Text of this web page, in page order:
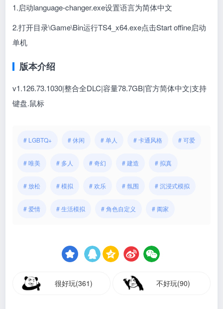
1.启动language-changer.exe设置语言为简体中文
2.打开目录\Game\Bin运行TS4_x64.exe点击Start offine启动
单机
版本介绍
v1.126.73.1030|整合全DLC|容量78.7GB|官方简体中文|支持
键盘.鼠标
# LGBTQ+ # 休闲 # 单人 # 卡通风格 # 可爱
# 唯美 # 多人 # 奇幻 # 建造 # 拟真
# 放松 # 模拟 # 欢乐 # 氛围 # 沉浸式模拟
# 爱情 # 生活模拟 # 角色自定义 # 阖家
很好玩(361) 不好玩(90)